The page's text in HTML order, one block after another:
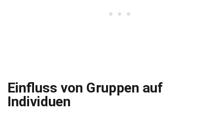
Einfluss von Gruppen auf
Individuen